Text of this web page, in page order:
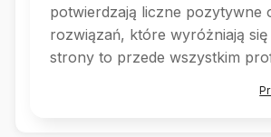
potwierdzają liczne pozytywne
rozwiązań, które wyróżniają
strony to przede wszystkim